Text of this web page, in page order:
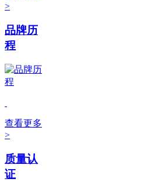
>
品牌历
程
查看更多
>
质量认
证